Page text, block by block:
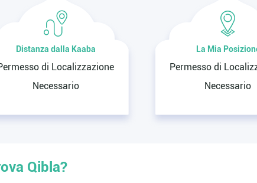
Distanza dalla Kaaba
di Localizzazione
Necessario
La Mia
Permesso di
Necessario
Qibla?